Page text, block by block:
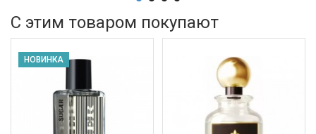
С этим товаром покупают
НОВИНКА